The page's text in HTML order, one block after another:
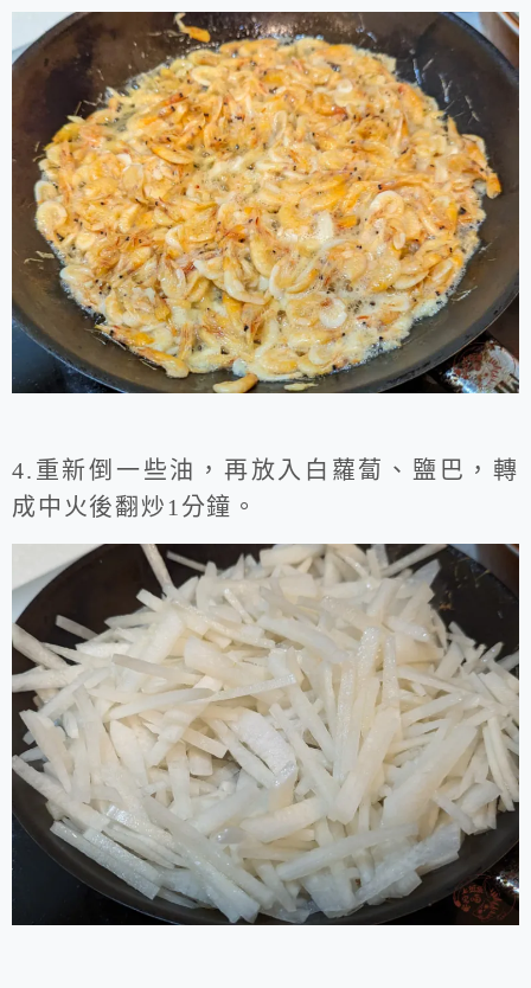
4.重新倒一些油，再放入白蘿蔔、鹽巴，轉
成中火後翻炒1分鐘。